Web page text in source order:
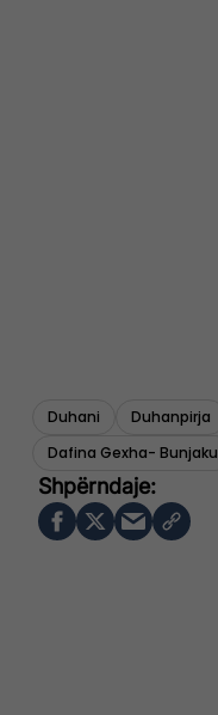
Duhani Duhanpirja
Dafina Gexha- Bunjaku